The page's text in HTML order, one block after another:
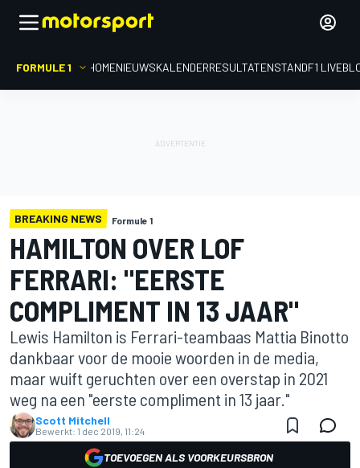
FORMULE 1 HOMENIEUWSKALENDERRESULTATENSTANDF1
BREAKING NEWS Formule 1
HAMILTON OVER LOF
FERRARI: "EERSTE
COMPLIMENT IN 13 JAAR"
Lewis Hamilton is Ferrari-teambaas Mattia Binotto
dankbaar voor de mooie woorden in de media,
maar wuift geruchten over een overstap in 2021
weg na een "eerste compliment in 13 jaar."
Scott Mitchell
Bewerkt: 1 dec 2019, 11:24
TOEVOEGEN ALS VOORKEURSBRON